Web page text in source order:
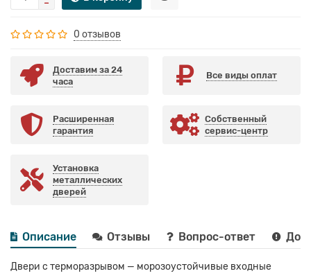
0 отзывов
Доставим за 24
часа
Все виды оплат
Расширенная
гарантия
Собственный
сервис-центр
Установка
металлических
дверей
Описание Отзывы Вопрос-ответ
Двери с терморазрывом — морозоустойчивые входные